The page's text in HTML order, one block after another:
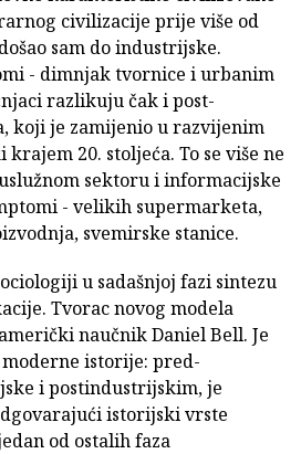
civilizacije prije više od
sam do industrijske.
- dimnjak tvornice i urbanim
razlikuju čak i post-
koji je zamijenio u razvijenim
20. stoljeća. To se više ne
sektoru i informacijske
- velikih supermarketa,
svemirske stanice.
u sadašnjoj fazi sintezu
Tvorac novog modela
naučnik Daniel Bell. Je
istorije: pred-
i postindustrijskim, je
istorijski vrste
od ostalih faza